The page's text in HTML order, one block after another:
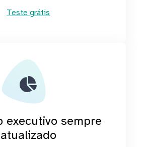
Teste grátis
executivo sempre
atualizado